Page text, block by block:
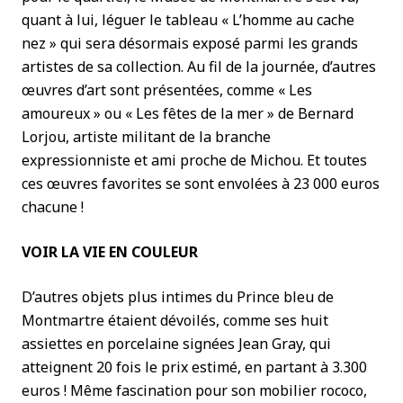
quant à lui, léguer le tableau « L’homme au cache
nez » qui sera désormais exposé parmi les grands
artistes de sa collection. Au fil de la journée, d’autres
œuvres d’art sont présentées, comme « Les
amoureux » ou « Les fêtes de la mer » de Bernard
Lorjou, artiste militant de la branche
expressionniste et ami proche de Michou. Et toutes
ces œuvres favorites se sont envolées à 23 000 euros
chacune !
VOIR LA VIE EN COULEUR
D’autres objets plus intimes du Prince bleu de
Montmartre étaient dévoilés, comme ses huit
assiettes en porcelaine signées Jean Gray, qui
atteignent 20 fois le prix estimé, en partant à 3.300
euros ! Même fascination pour son mobilier rococo,